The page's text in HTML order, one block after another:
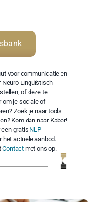
voor communicatie en
Neuro Linguïstisch
of deze te
om je sociale of
Zoek je naar tools
Kom dan naar Kaber!
een gratis NLP
het actuele aanbod.
Contact met ons op.